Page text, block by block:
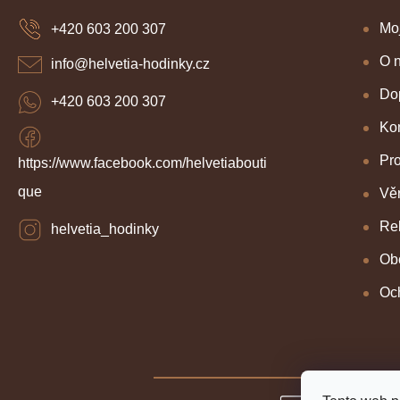
info@helvetia-hodinky.cz
+420 603 200 307
https://www.facebook.com/helvetiabouti
que
helvetia_hodinky
+420 603 200 307
O